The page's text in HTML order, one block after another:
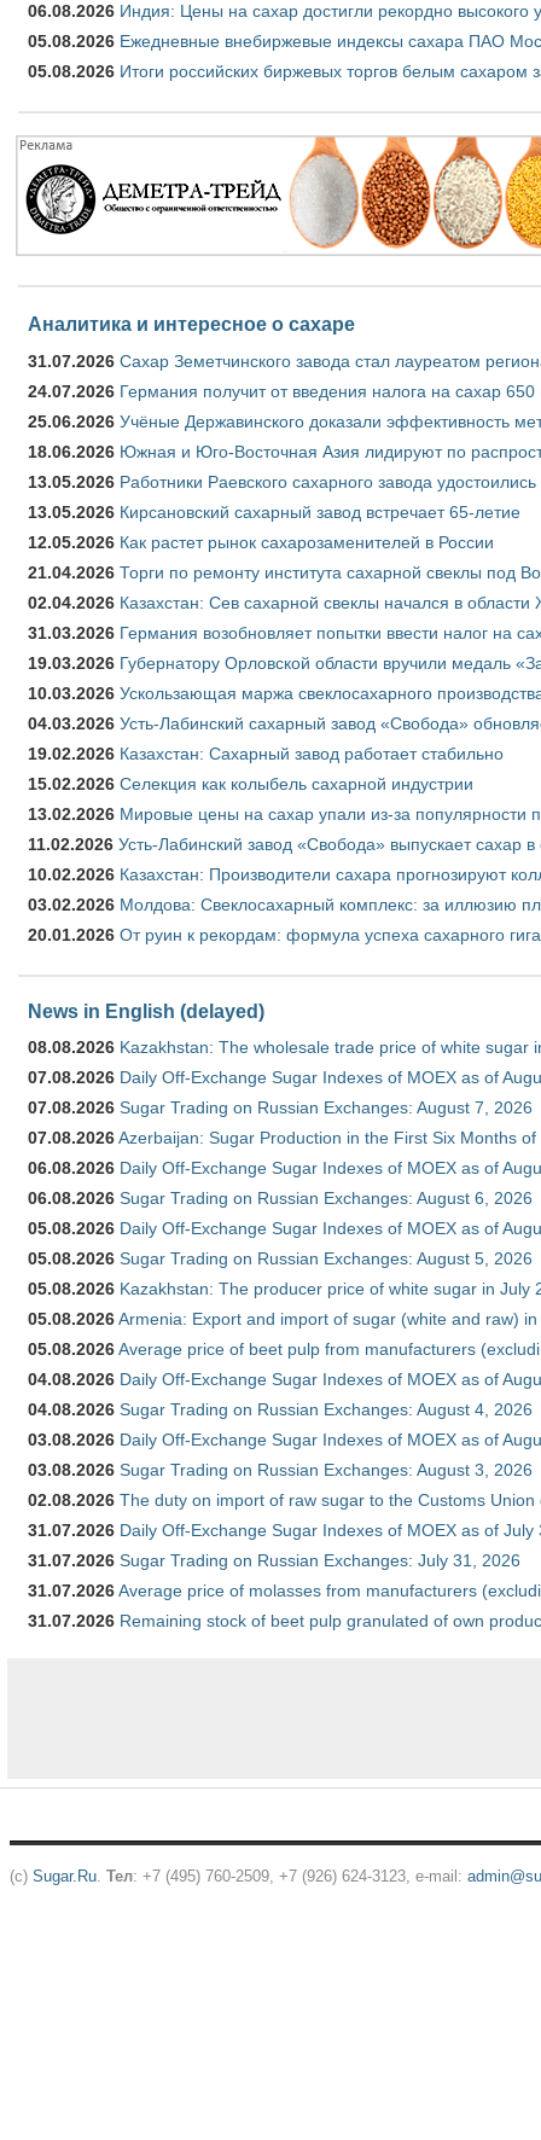
06.08.2026 Индия: Цены на сахар достигли рекордно высокого
05.08.2026 Ежедневные внебиржевые индексы сахара ПАО
05.08.2026 Итоги российских биржевых торгов белым сахаром
Аналитика и интересное о сахаре
31.07.2026 Сахар Земетчинского завода стал лауреатом
24.07.2026 Германия получит от введения налога на сахар
25.06.2026 Учёные Державинского доказали эффективность
18.06.2026 Южная и Юго-Восточная Азия лидируют по
13.05.2026 Работники Раевского сахарного завода удостоились
13.05.2026 Кирсановский сахарный завод встречает 65-летие
12.05.2026 Как растет рынок сахарозаменителей в России
21.04.2026 Торги по ремонту института сахарной свеклы под
02.04.2026 Казахстан: Сев сахарной свеклы начался в области
31.03.2026 Германия возобновляет попытки ввести налог на
19.03.2026 Губернатору Орловской области вручили медаль
10.03.2026 Ускользающая маржа свеклосахарного
04.03.2026 Усть-Лабинский сахарный завод «Свобода»
19.02.2026 Казахстан: Сахарный завод работает стабильно
15.02.2026 Селекция как колыбель сахарной индустрии
13.02.2026 Мировые цены на сахар упали из-за популярности
11.02.2026 Усть-Лабинский завод «Свобода» выпускает сахар в
10.02.2026 Казахстан: Производители сахара прогнозируют
03.02.2026 Молдова: Свеклосахарный комплекс: за иллюзию
20.01.2026 От руин к рекордам: формула успеха сахарного
News in English (delayed)
08.08.2026 Kazakhstan: The wholesale trade price of white sugar
07.08.2026 Daily Off-Exchange Sugar Indexes of MOEX as of
07.08.2026 Sugar Trading on Russian Exchanges: August 7, 2026
07.08.2026Azerbaijan: Sugar Production in the First Six Months of
06.08.2026 Daily Off-Exchange Sugar Indexes of MOEX as of
06.08.2026 Sugar Trading on Russian Exchanges: August 6, 2026
05.08.2026 Daily Off-Exchange Sugar Indexes of MOEX as of
05.08.2026 Sugar Trading on Russian Exchanges: August 5, 2026
05.08.2026 Kazakhstan: The producer price of white sugar in July
05.08.2026Armenia: Export and import of sugar (white and raw)
05.08.2026Average price of beet pulp from manufacturers
04.08.2026 Daily Off-Exchange Sugar Indexes of MOEX as of
04.08.2026 Sugar Trading on Russian Exchanges: August 4, 2026
03.08.2026 Daily Off-Exchange Sugar Indexes of MOEX as of
03.08.2026 Sugar Trading on Russian Exchanges: August 3, 2026
02.08.2026 The duty on import of raw sugar to the Customs
31.07.2026 Daily Off-Exchange Sugar Indexes of MOEX as of July
31.07.2026 Sugar Trading on Russian Exchanges: July 31, 2026
31.07.2026Average price of molasses from manufacturers
31.07.2026 Remaining stock of beet pulp granulated of own
(c) Sugar.Ru Тел: +7 (495) 760-2509, +7 (926) 624-3123, e-mail: